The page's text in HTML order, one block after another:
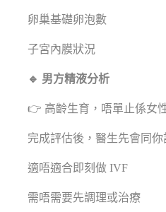
卵巢基礎卵泡數
子宮內膜狀況
🔹 男方精液分析
👉 高齡生育，唔單止係女
完成評估後，醫生先會同你
適唔適合即刻做 IVF
需唔需要先調理或治療